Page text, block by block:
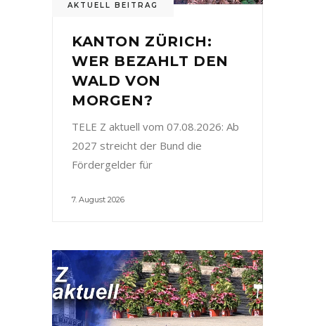
AKTUELL BEITRAG
KANTON ZÜRICH:
WER BEZAHLT DEN
WALD VON
MORGEN?
TELE Z aktuell vom 07.08.2026: Ab
2027 streicht der Bund die
Fördergelder für
7. August 2026